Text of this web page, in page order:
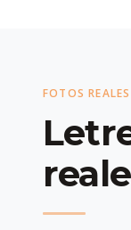
FOTOS